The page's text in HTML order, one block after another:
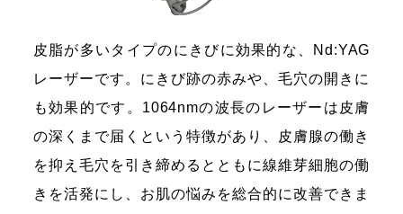
皮脂が多いタイプのにきびに効果的な、Nd:YAG
レーザーです。にきび跡の赤みや、毛穴の開きに
も効果的です。1064nmの波長のレーザーは皮膚
の深くまで届くという特徴があり、皮膚腺の働き
を抑え毛穴を引き締めるとともに線維芽細胞の働
きを活発にし、お肌の悩みを総合的に改善できま